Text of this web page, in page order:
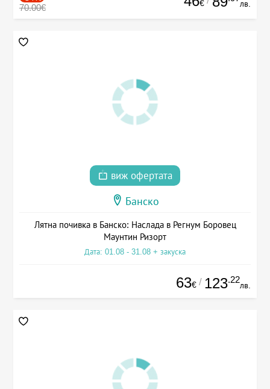
70.00€ € лв.
виж офертата
Банско
Лятна почивка в Банско: Наслада в Регнум Боровец
Маунтин Ризорт
Дата: 01.08 - 31.08 + закуска
63€ / 123.22
лв.